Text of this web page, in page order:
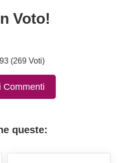
Voto!
(269 Voti)
Commenti
queste: